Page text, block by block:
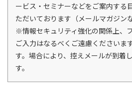
ービス・セミナーなどをご案内する
ただいております（メールマガジン
※情報セキュリティ強化の関係上、
ご入力はなるべくご遠慮くださいま
す。場合により、控えメールが到着
す。